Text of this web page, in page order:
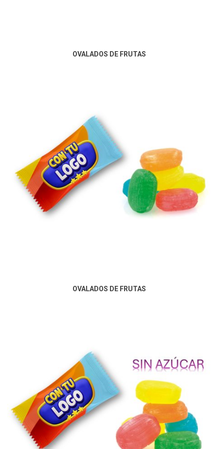
OVALADOS DE FRUTAS
OVALADOS DE FRUTAS